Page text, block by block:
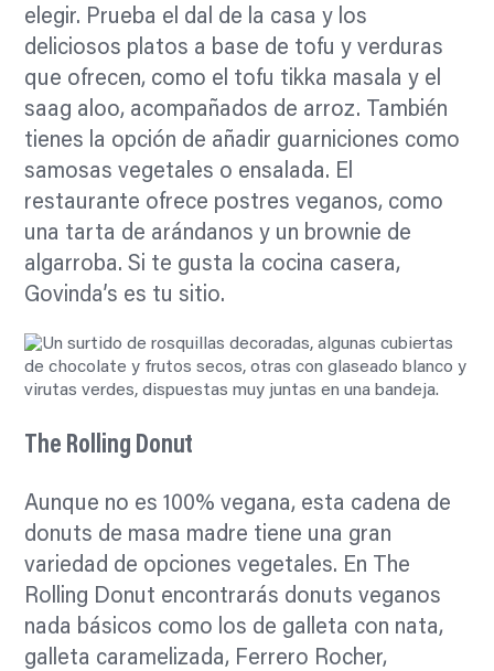
elegir. Prueba el dal de la casa y los
deliciosos platos a base de tofu y verduras
que ofrecen, como el tofu tikka masala y el
saag aloo, acompañados de arroz. También
tienes la opción de añadir guarniciones como
samosas vegetales o ensalada. El
restaurante ofrece postres veganos, como
una tarta de arándanos y un brownie de
algarroba. Si te gusta la cocina casera,
Govinda’s es tu sitio.
The Rolling Donut
Aunque no es 100% vegana, esta cadena de
donuts de masa madre tiene una gran
variedad de opciones vegetales. En The
Rolling Donut encontrarás donuts veganos
nada básicos como los de galleta con nata,
galleta caramelizada, Ferrero Rocher,